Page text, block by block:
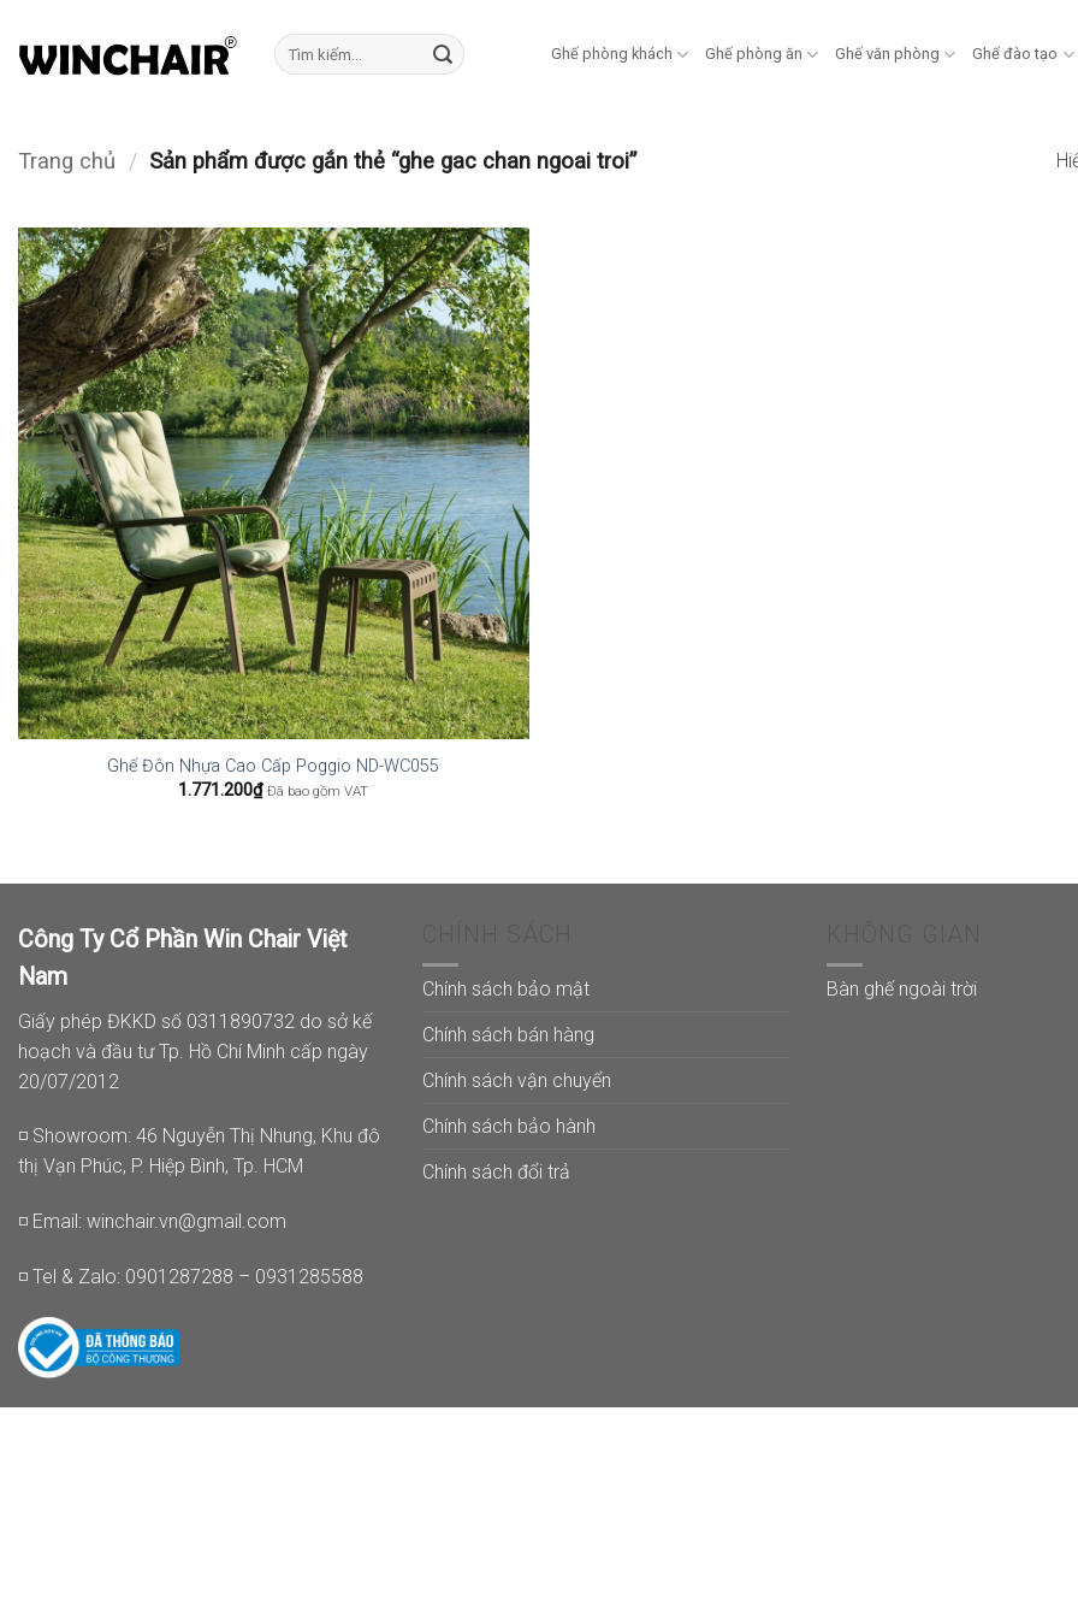
qua
Tìm
kiếm:
Ghế phòng khách Ghế phòng ăn Ghế văn phòng Ghế đào tạo
Trang chủ / Sản phẩm được gắn thẻ “ghe gac chan ngoai troi”
Ghế Đôn Nhựa Cao Cấp Poggio ND-WC055
1.771.200₫ Đã bao gồm VAT
Công Ty Cổ Phần Win Chair Việt
Nam
Giấy phép ĐKKD số 0311890732 do sở kế
hoạch và đầu tư Tp. Hồ Chí Minh cấp ngày
20/07/2012
◽ Showroom: 46 Nguyễn Thị Nhung, Khu đô
thị Vạn Phúc, P. Hiệp Bình, Tp. HCM
◽ Email: winchair.vn@gmail.com
◽ Tel & Zalo: 0901287288 – 0931285588
Chính sách bảo mật
Chính sách bán hàng
Chính sách vận chuyển
Chính sách bảo hành
Chính sách đổi trả
Bàn ghế ngoài trời